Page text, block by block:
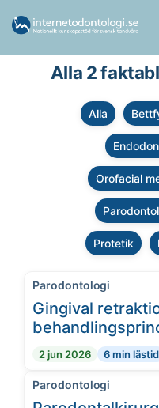
Alla 2
Alla
Orofacial
Protetik
Parodontologi
Gingival
2 jun 2026 6 min lästid
Parodontologi